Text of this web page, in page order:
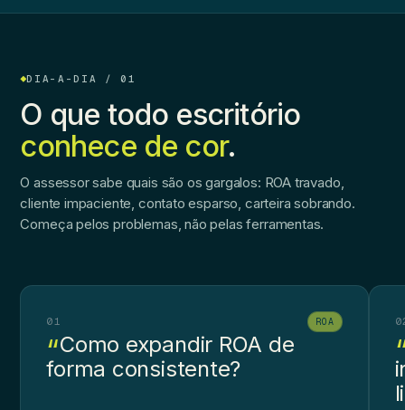
DIA-A-DIA / 01
O que todo escritório
conhece de cor.
O assessor sabe quais são os gargalos: ROA travado,
cliente impaciente, contato esparso, carteira sobrando.
Começa pelos problemas, não pelas ferramentas.
01 ROA
Como expandir ROA de
forma consistente?